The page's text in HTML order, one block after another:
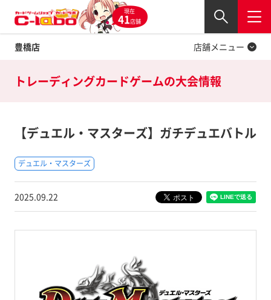
現在
41店舗
豊橋店
閉じる
店舗メニュー
Twitter
トレーディングカードゲームの大会情報
【デュエル・マスターズ】ガチデュエバトル
デュエル・マスターズ
2025.09.22